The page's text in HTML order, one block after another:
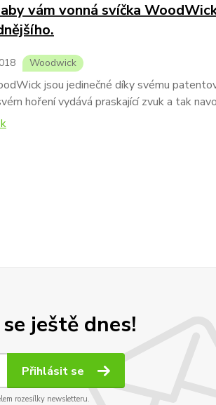
vám vonná svíčka
Woodwick
jsou jedinečné díky svému
hoření vydává praskající zvuk a tak
ještě dnes!
Přihlásit se
rozesílky newsletteru.